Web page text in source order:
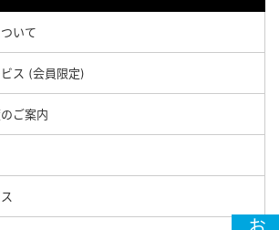
いて
ス (会員限定)
ご案内